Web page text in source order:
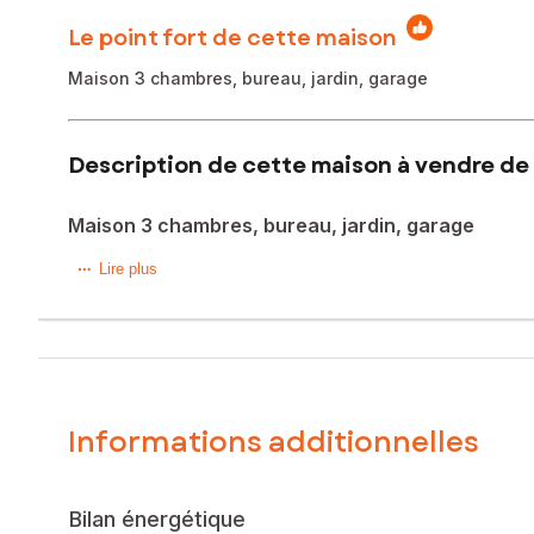
Le point fort de cette maison
Maison 3 chambres, bureau, jardin, garage
Description de cette maison à vendre de
Maison 3 chambres, bureau, jardin, garage
Aurélie Chaussard vous présente, au cœur du village
exposé plein sud et piscinable, véritable écrin de détente.
Dans le prolongement, une pièce baignée de lumière,
Lire plus
Informations additionnelles
Bilan énergétique